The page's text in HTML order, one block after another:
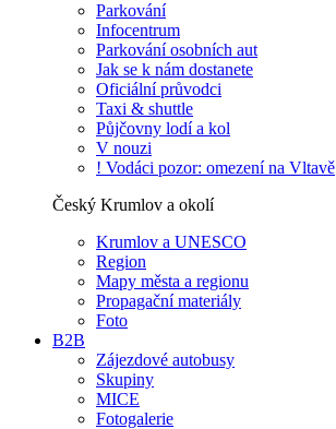
Parkování
Infocentrum
Parkování osobních aut
Jak se k nám dostanete
Oficiální průvodci
Taxi & shuttle
Půjčovny lodí a kol
V nouzi
! Vodáci pozor: omezení na Vltavě
Český Krumlov a okolí
Krumlov a UNESCO
Region
Mapy města a regionu
Propagační materiály
Foto
B2B
Zájezdové autobusy
Skupiny
MICE
Fotogalerie